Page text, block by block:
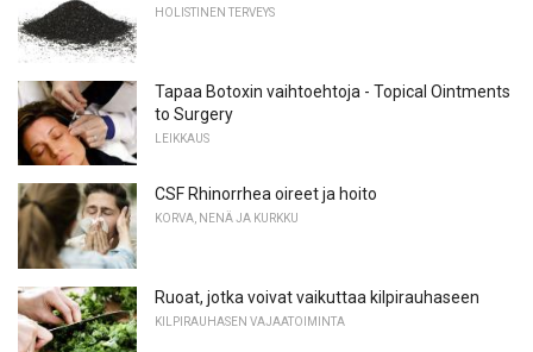
HOLISTINEN TERVEYS
Tapaa Botoxin vaihtoehtoja - Topical Ointments
to Surgery
LEIKKAUS
CSF Rhinorrhea oireet ja hoito
KORVA, NENÄ JA KURKKU
Ruoat, jotka voivat vaikuttaa kilpirauhaseen
KILPIRAUHASEN VAJAATOIMINTA